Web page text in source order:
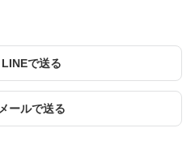
LINEで送る
メールで送る